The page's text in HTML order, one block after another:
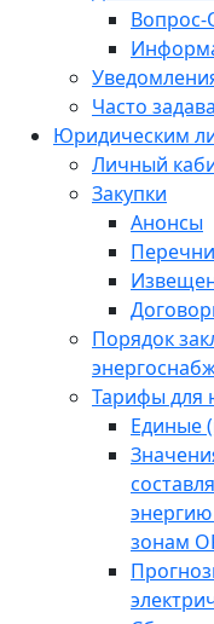
Вопрос-
Часто
Юридическим
Личный
Закупки
Анонсы
Порядок
Тарифы для
Единые
зонам